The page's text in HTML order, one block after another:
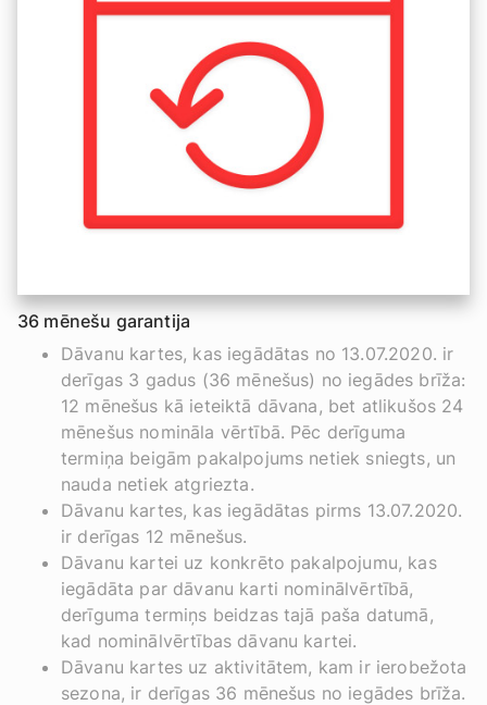
36 mēnešu garantija
Dāvanu kartes, kas iegādātas no 13.07.2020. ir
derīgas 3 gadus (36 mēnešus) no iegādes brīža:
12 mēnešus kā ieteiktā dāvana, bet atlikušos 24
mēnešus nomināla vērtībā. Pēc derīguma
termiņa beigām pakalpojums netiek sniegts, un
nauda netiek atgriezta.
Dāvanu kartes, kas iegādātas pirms 13.07.2020.
ir derīgas 12 mēnešus.
Dāvanu kartei uz konkrēto pakalpojumu, kas
iegādāta par dāvanu karti nominālvērtībā,
derīguma termiņs beidzas tajā paša datumā,
kad nominālvērtības dāvanu kartei.
Dāvanu kartes uz aktivitātem, kam ir ierobežota
sezona, ir derīgas 36 mēnešus no iegādes brīža.